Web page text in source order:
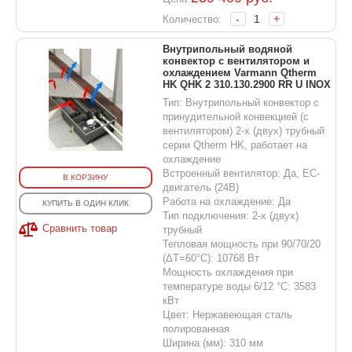
Количество: - +
В КОРЗИНУ
КУПИТЬ В ОДИН КЛИК
Сравнить товар
Внутрипольный водяной
конвектор с вентилятором и
охлаждением Varmann Qtherm
HK QHK 2 310.130.2900 RR U INOX
Тип: Внутрипольный конвектор с
принудительной конвекцией (с
вентилятором) 2-х (двух) трубный
серии Qtherm HK, работает на
охлаждение
Встроенный вентилятор: Да, EC-
двигатель (24В)
Работа на охлаждение: Да
Тип подключения: 2-х (двух)
трубный
Тепловая мощность при 90/70/20
(ΔT=60°C): 10768 Вт
Мощность охлаждения при
температуре воды 6/12 °С: 3583
кВт
Цвет: Нержавеющая сталь
полированная
Ширина (мм): 310 мм